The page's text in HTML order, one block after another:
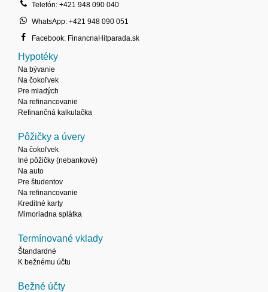
Telefón: +421 948 090 040
WhatsApp: +421 948 090 051
Facebook: FinancnaHitparada.sk
Hypotéky
Na bývanie
Na čokoľvek
Pre mladých
Na refinancovanie
Refinančná kalkulačka
Pôžičky a úvery
Na čokoľvek
Iné pôžičky (nebankové)
Na auto
Pre študentov
Na refinancovanie
Kreditné karty
Mimoriadna splátka
Termínované vklady
Štandardné
K bežnému účtu
Bežné účty